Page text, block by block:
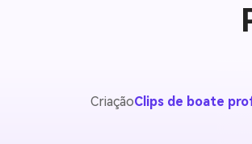
CriaçãoClips de boate